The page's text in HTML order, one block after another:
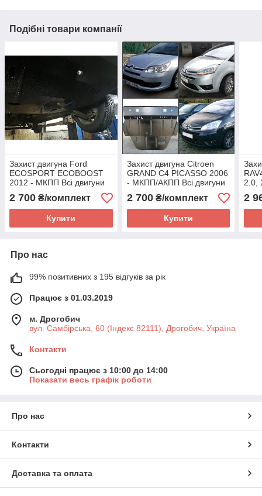
Подібні товари компанії
Захист двигуна Ford
ECOSPORT ECOBOOST
2012 - МКПП Всі двигуни
(двигун+КПП)
2 700 ₴/комплект
Купити
Захист двигуна Citroen
GRAND C4 PICASSO 2006
- МКПП/АКПП Всі двигуни
(двигун+КПП)
2 700₴/комплект
Купити
2.0,
2
Про нас
99% позитивних з 195 відгуків за рік
Працює з 01.03.2019
м. Дрогобич
вул. Самбірська, 60 (Індекс 82111), Дрогобич, Україна
Контакти
Сьогодні працює з 10:00 до 14:00
Показати весь графік роботи
Про нас
Контакти
Доставка та оплата